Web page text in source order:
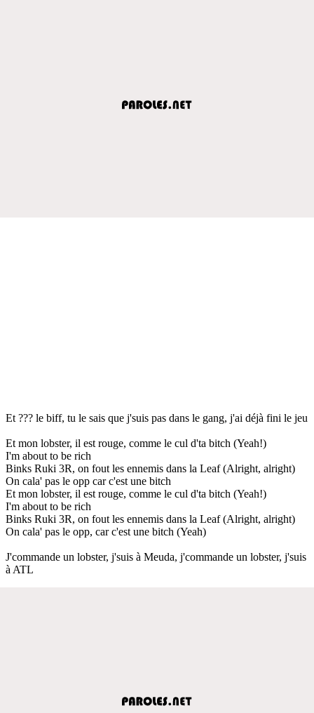
Et ??? le biff, tu le sais que j'suis pas dans le gang, j'ai déjà fini le jeu
Et mon lobster, il est rouge, comme le cul d'ta bitch (Yeah!)
I'm about to be rich
Binks Ruki 3R, on fout les ennemis dans la Leaf (Alright, alright)
On cala' pas le opp car c'est une bitch
Et mon lobster, il est rouge, comme le cul d'ta bitch (Yeah!)
I'm about to be rich
Binks Ruki 3R, on fout les ennemis dans la Leaf (Alright, alright)
On cala' pas le opp, car c'est une bitch (Yeah)
J'commande un lobster, j'suis à Meuda, j'commande un lobster, j'suis
à ATL